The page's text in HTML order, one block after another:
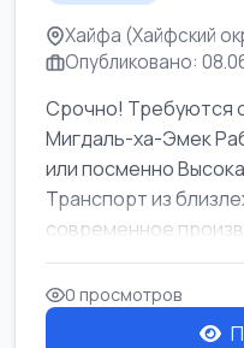
Хайфа (Хайфский
Опубликовано:
Срочно! Требуются
Мигдаль-ха-Эмек
или посменно
Транспорт из
современное
0 просмотров